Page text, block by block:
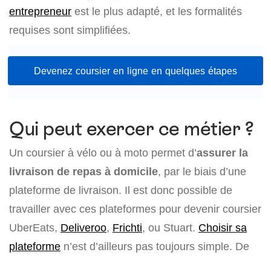
entrepreneur est le plus adapté, et les formalités
requises sont simplifiées.
Devenez coursier en ligne en quelques étapes
Qui peut exercer ce métier ?
Un coursier à vélo ou à moto permet d’assurer la
livraison de repas à domicile, par le biais d’une
plateforme de livraison. Il est donc possible de
travailler avec ces plateformes pour devenir coursier
UberEats, Deliveroo, Frichti, ou Stuart. Choisir sa
plateforme n’est d’ailleurs pas toujours simple. De